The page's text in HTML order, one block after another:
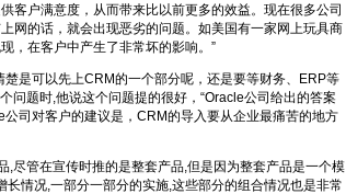
客户满意度，从而带来比以前更多的效益。现在很多公司
网的话，就会出现恶劣的问题。如美国有一家网上玩具商
，在客户中产生了非常坏的影响。”
可以先上CRM的一个部分呢，还是要等财务、ERP等
问题时,他说这个问题提的很好，“Oracle公司给出的答案
司对客户的建议是，CRM的导入要从企业最痛苦的地方
管在宣传时推的是整套产品,但是因为整套产品是一个模
情况,一部分一部分的实施,这些部分的组合情况也是非常